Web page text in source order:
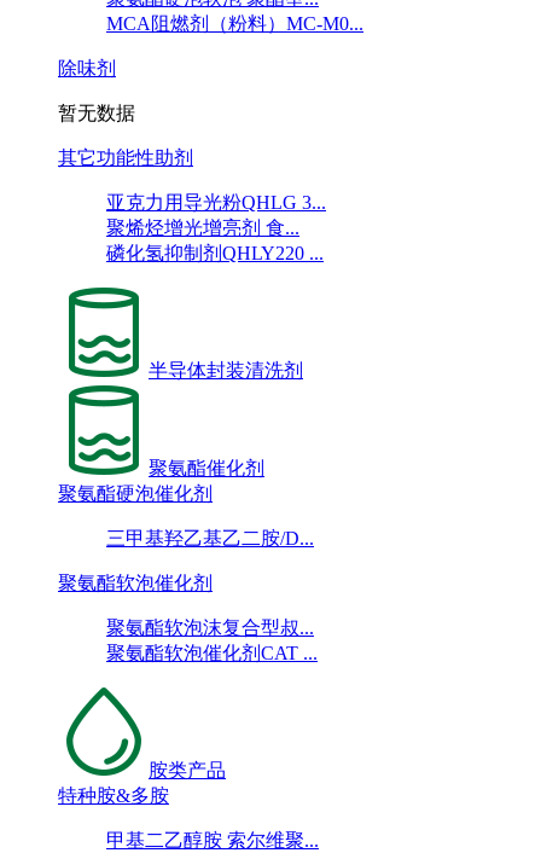
MCA阻燃剂（粉料）MC-M0...
除味剂
暂无数据
其它功能性助剂
亚克力用导光粉QHLG 3...
聚烯烃增光增亮剂 食...
磷化氢抑制剂QHLY220 ...
半导体封装清洗剂
聚氨酯催化剂
聚氨酯硬泡催化剂
三甲基羟乙基乙二胺/D...
聚氨酯软泡催化剂
聚氨酯软泡沫复合型叔...
聚氨酯软泡催化剂CAT ...
胺类产品
特种胺&多胺
甲基二乙醇胺 索尔维聚...